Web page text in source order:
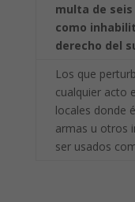
multa de
como
derecho del
Los que
cualquier acto
locales donde
armas u otros
ser usados